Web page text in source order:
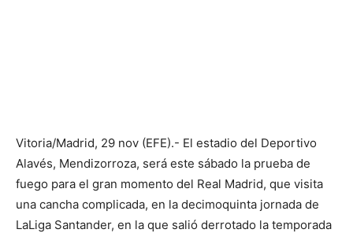
Vitoria/Madrid, 29 nov (EFE).- El estadio del Deportivo
Alavés, Mendizorroza, será este sábado la prueba de
fuego para el gran momento del Real Madrid, que visita
una cancha complicada, en la decimoquinta jornada de
LaLiga Santander, en la que salió derrotado la temporada